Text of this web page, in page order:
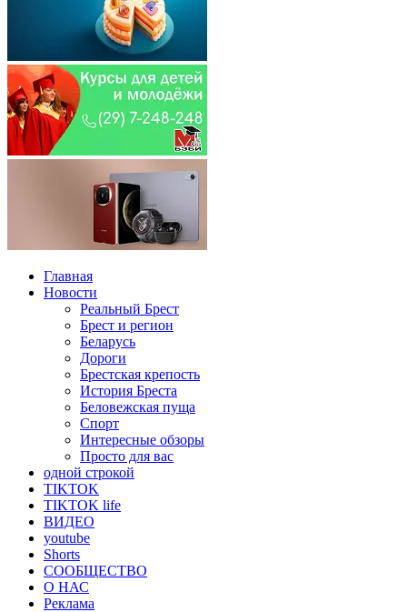
Главная
Новости
Реальный Брест
Брест и регион
Беларусь
Дороги
Брестская крепость
История Бреста
Беловежская пуща
Спорт
Интересные обзоры
Просто для вас
одной строкой
TIKTOK
TIKTOK life
ВИДЕО
youtube
Shorts
СООБЩЕСТВО
О НАС
Реклама